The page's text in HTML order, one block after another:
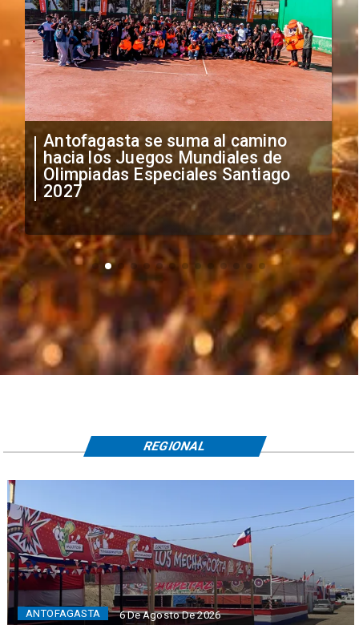
"Falta de profesionalismo": Sifup
anuncia medidas por situación
irregular de futbolistas
extranjeros
ANTOFAGASTA 6 De Agosto De 2026
REGIONAL